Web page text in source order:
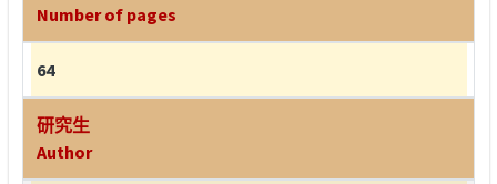
Number of pages
64
研究生
Author